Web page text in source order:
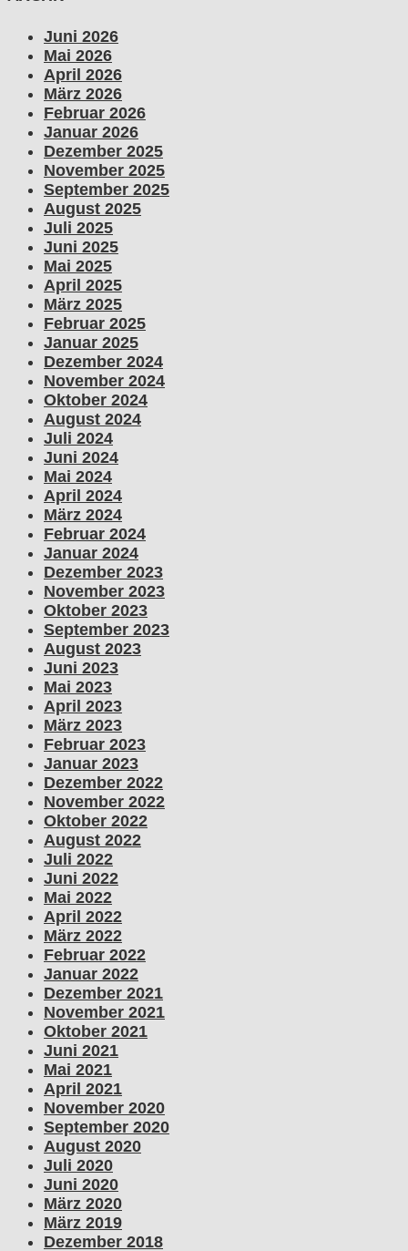
Juni 2026
Mai 2026
April 2026
März 2026
Februar 2026
Januar 2026
Dezember 2025
November 2025
September 2025
August 2025
Juli 2025
Juni 2025
Mai 2025
April 2025
März 2025
Februar 2025
Januar 2025
Dezember 2024
November 2024
Oktober 2024
August 2024
Juli 2024
Juni 2024
Mai 2024
April 2024
März 2024
Februar 2024
Januar 2024
Dezember 2023
November 2023
Oktober 2023
September 2023
August 2023
Juni 2023
Mai 2023
April 2023
März 2023
Februar 2023
Januar 2023
Dezember 2022
November 2022
Oktober 2022
August 2022
Juli 2022
Juni 2022
Mai 2022
April 2022
März 2022
Februar 2022
Januar 2022
Dezember 2021
November 2021
Oktober 2021
Juni 2021
Mai 2021
April 2021
November 2020
September 2020
August 2020
Juli 2020
Juni 2020
März 2020
März 2019
Dezember 2018